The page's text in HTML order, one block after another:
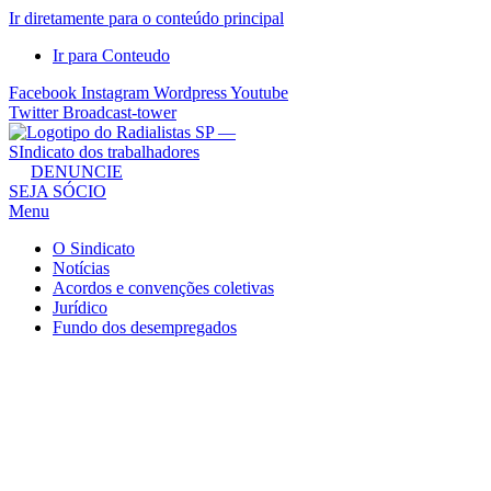
Ir diretamente para o conteúdo principal
Ir para Conteudo
Facebook Instagram WordpressYoutube
Twitter Broadcast-tower
Sindicato
dos
Radialistas
São
Paulo
Sindicato
DENUNCIE
SEJA SÓCIO
Menu
O Sindicato
Notícias
Acordos e convenções coletivas
Jurídico
Fundo dos desempregados